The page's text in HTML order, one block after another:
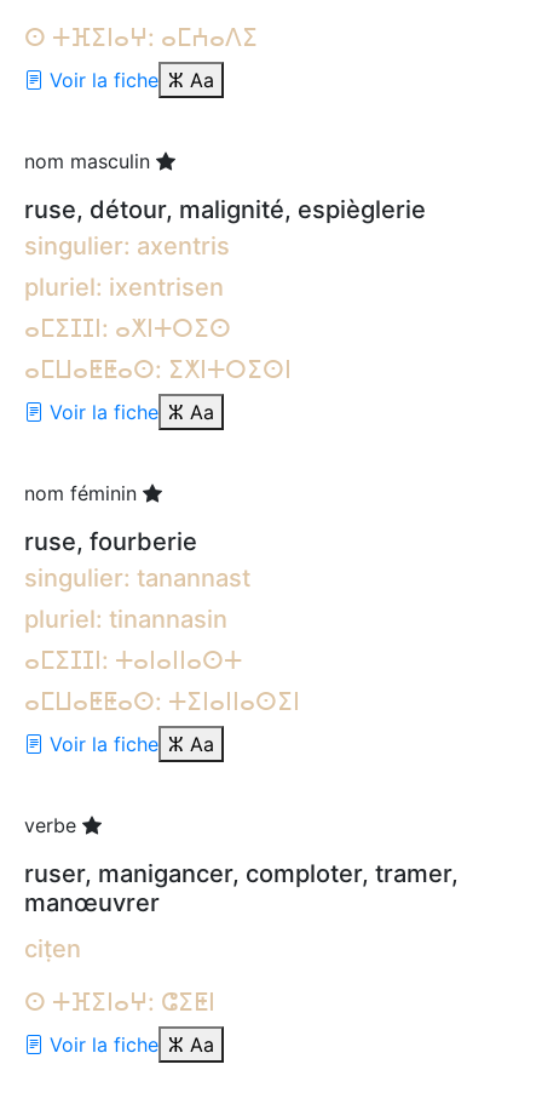
ⵙ ⵜⴼⵉⵏⴰⵖ: ⴰⵎⵄⴰⴷⵉ
Voir la fiche ⵣ Aa
nom masculin
ruse, détour, malignité, espièglerie
singulier: axentris
pluriel: ixentrisen
ⴰⵎⵉⵊⵊⵏ: ⴰⵅⵏⵜⵔⵉⵙ
ⴰⵎⵡⴰⵟⵟⴰⵙ: ⵉⵅⵏⵜⵔⵉⵙⵏ
Voir la fiche ⵣ Aa
nom féminin
ruse, fourberie
singulier: tanannast
pluriel: tinannasin
ⴰⵎⵉⵊⵊⵏ: ⵜⴰⵏⴰⵏⵏⴰⵙⵜ
ⴰⵎⵡⴰⵟⵟⴰⵙ: ⵜⵉⵏⴰⵏⵏⴰⵙⵉⵏ
Voir la fiche ⵣ Aa
verbe
ruser, manigancer, comploter, tramer,
manœuvrer
ciṭen
ⵙ ⵜⴼⵉⵏⴰⵖ: ⵛⵉⵟⵏ
Voir la fiche ⵣ Aa